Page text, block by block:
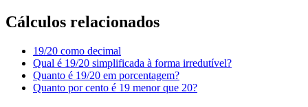
Cálculos relacionados
19/20 como decimal
Qual é 19/20 simplificada à forma irredutível?
Quanto é 19/20 em porcentagem?
Quanto por cento é 19 menor que 20?